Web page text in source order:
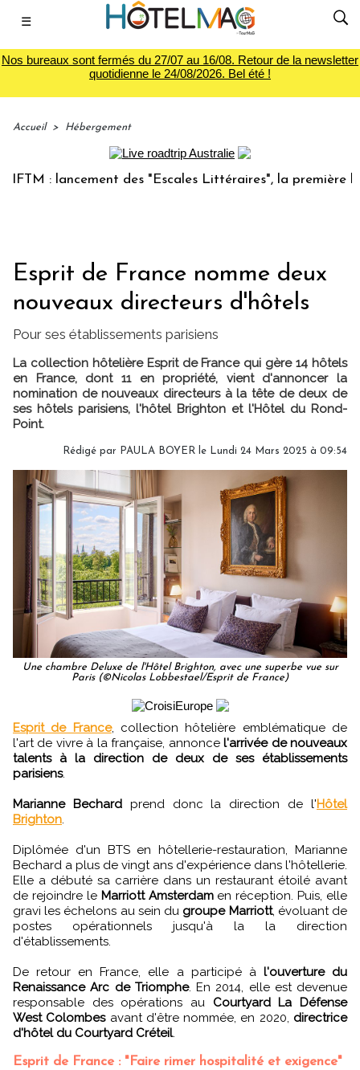
☰
Nos bureaux sont fermés du 27/07 au 16/08. Retour de la newsletter
quotidienne le 24/08/2026. Bel été !
Accueil > Hébergement
: lancement des "Escales Littéraires", la première
Esprit de France nomme deux
nouveaux directeurs d'hôtels
Pour ses établissements parisiens
La collection hôtelière Esprit de France qui gère 14 hôtels
en France, dont 11 en propriété, vient d'annoncer la
nomination de nouveaux directeurs à la tête de deux de
ses hôtels parisiens, l'hôtel Brighton et l'Hôtel du Rond-
Point.
Rédigé par PAULA BOYER le Lundi 24 Mars 2025 à 09:54
Une chambre Deluxe de l'Hôtel Brighton, avec une superbe vue sur
Paris (©Nicolas Lobbestael/Esprit de France)
Esprit de France, collection hôtelière emblématique de
l'art de vivre à la française, annonce l'arrivée de nouveaux
talents à la direction de deux de ses établissements
parisiens.
Marianne Bechardprend donc la direction de l'Hôtel
Brighton
Diplômée d'un BTS en hôtellerie-restauration, Marianne
Bechard a plus de vingt ans d'expérience dans l'hôtellerie.
Elle a débuté sa carrière dans un restaurant étoilé avant
de rejoindre le Marriott Amsterdamen réception. Puis, elle
gravi les échelons au sein du groupe Marriott, évoluant de
postes opérationnels jusqu'à la la direction
d'établissements.
De retour en France, elle a participé à l'ouverture du
Renaissance Arc de Triomphe. En 2014, elle est devenue
responsable des opérations au Courtyard La Défense
West Colombesavant d'être nommée, en 2020, directrice
d'hôtel du Courtyard Créteil.
Esprit de France : "Faire rimer hospitalité et exigence"